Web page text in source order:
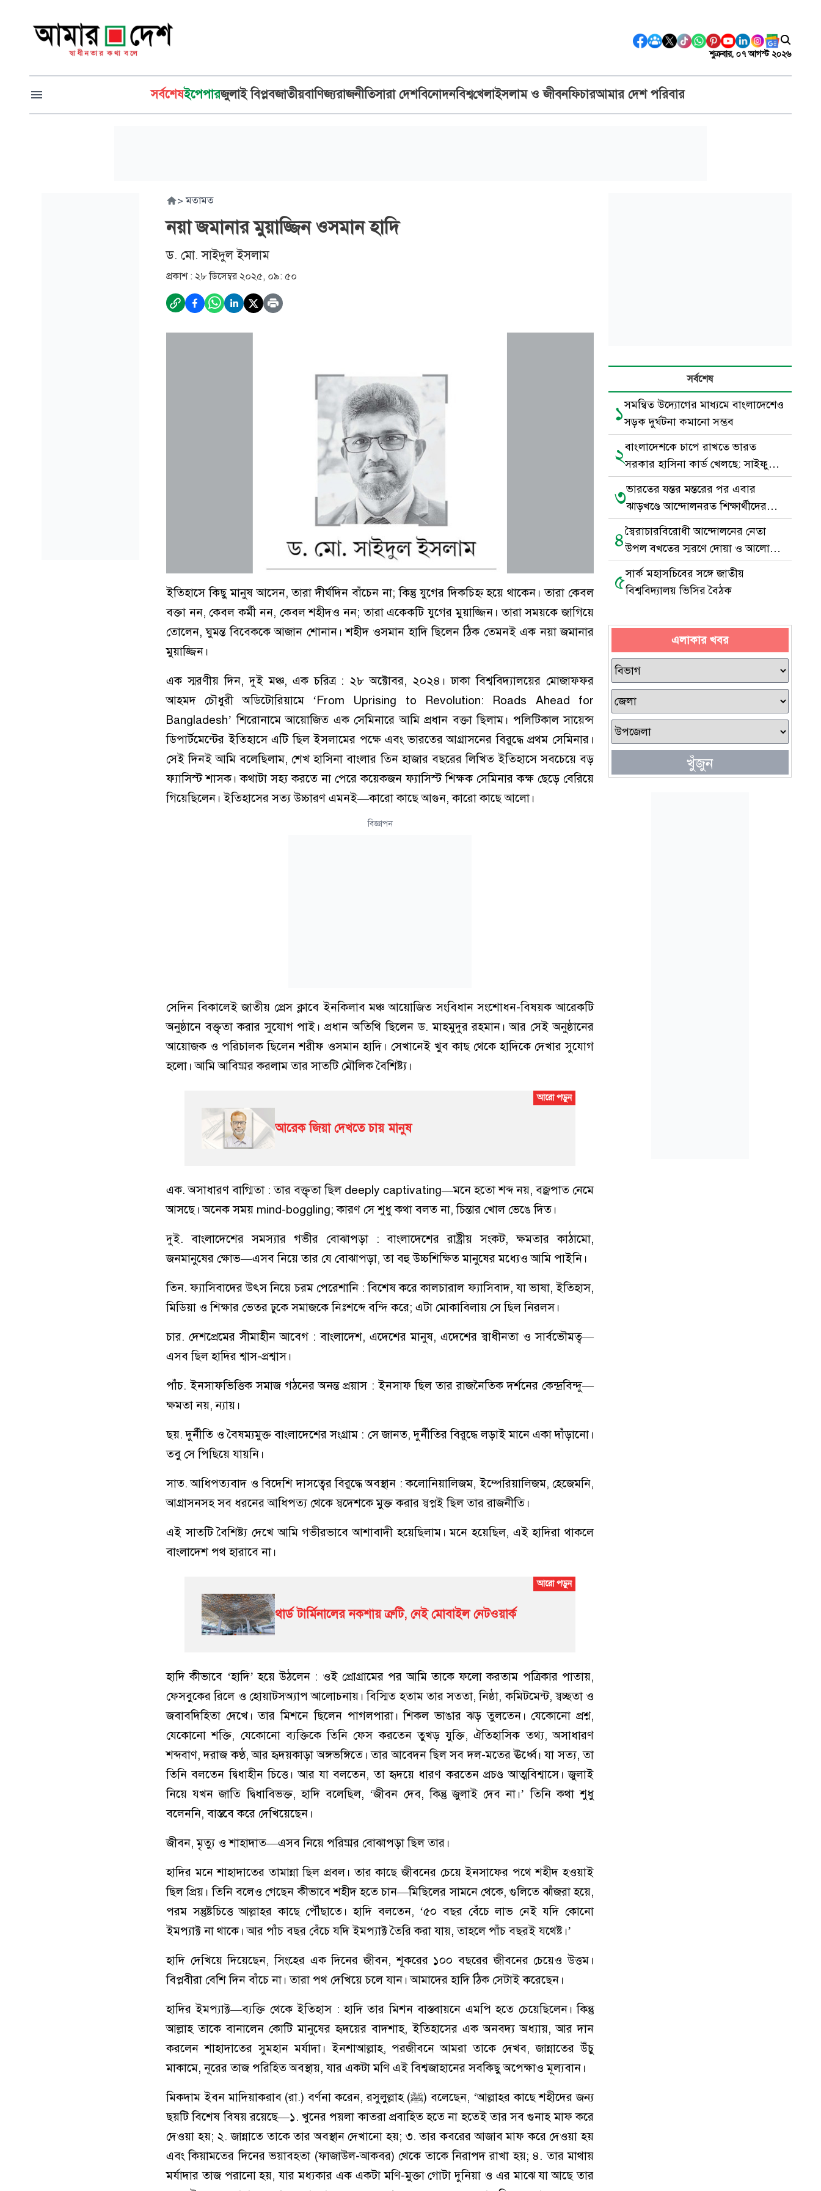
শুক্রবার, ০৭ আগস্ট ২০২৬
সর্বশেষইপেপারজুলাই বিপ্লবজাতীয়বাণিজ্যরাজনীতিসারা দেশবিনোদনবিশ্বখেলাইসলাম ও জীবনফিচারআমার দেশ পরিবার
> মতামত
নয়া জমানার মুয়াজ্জিন ওসমান হাদি
ড. মো. সাইদুল ইসলাম
প্রকাশ : ২৮ ডিসেম্বর ২০২৫, ০৯: ৫০
ইতিহাসে কিছু মানুষ আসেন, তারা দীর্ঘদিন বাঁচেন না; কিন্তু যুগের দিকচিহ্ন হয়ে থাকেন। তারা কেবল
বক্তা নন, কেবল কর্মী নন, কেবল শহীদও নন; তারা একেকটি যুগের মুয়াজ্জিন। তারা সময়কে জাগিয়ে
তোলেন, ঘুমন্ত বিবেককে আজান শোনান। শহীদ ওসমান হাদি ছিলেন ঠিক তেমনই এক নয়া জমানার
মুয়াজ্জিন।
এক স্মরণীয় দিন, দুই মঞ্চ, এক চরিত্র : ২৮ অক্টোবর, ২০২৪। ঢাকা বিশ্ববিদ্যালয়ের মোজাফফর
আহমদ চৌধুরী অডিটোরিয়ামে ‘From Uprising to Revolution: Roads Ahead for
Bangladesh’ শিরোনামে আয়োজিত এক সেমিনারে আমি প্রধান বক্তা ছিলাম। পলিটিকাল সায়েন্স
ডিপার্টমেন্টের ইতিহাসে এটি ছিল ইসলামের পক্ষে এবং ভারতের আগ্রাসনের বিরুদ্ধে প্রথম সেমিনার।
সেই দিনই আমি বলেছিলাম, শেখ হাসিনা বাংলার তিন হাজার বছরের লিখিত ইতিহাসে সবচেয়ে বড়
ফ্যাসিস্ট শাসক। কথাটা সহ্য করতে না পেরে কয়েকজন ফ্যাসিস্ট শিক্ষক সেমিনার কক্ষ ছেড়ে বেরিয়ে
গিয়েছিলেন। ইতিহাসের সত্য উচ্চারণ এমনই—কারো কাছে আগুন, কারো কাছে আলো।
বিজ্ঞাপন
সেদিন বিকালেই জাতীয় প্রেস ক্লাবে ইনকিলাব মঞ্চ আয়োজিত সংবিধান সংশোধন-বিষয়ক আরেকটি
অনুষ্ঠানে বক্তৃতা করার সুযোগ পাই। প্রধান অতিথি ছিলেন ড. মাহমুদুর রহমান। আর সেই অনুষ্ঠানের
আয়োজক ও পরিচালক ছিলেন শরীফ ওসমান হাদি। সেখানেই খুব কাছ থেকে হাদিকে দেখার সুযোগ
হলো। আমি আবিষ্কার করলাম তার সাতটি মৌলিক বৈশিষ্ট্য।
আরেক জিয়া দেখতে চায় মানুষ
এক. অসাধারণ বাগ্মিতা : তার বক্তৃতা ছিল deeply captivating—মনে হতো শব্দ নয়, বজ্রপাত নেমে
আসছে। অনেক সময় mind-boggling; কারণ সে শুধু কথা বলত না, চিন্তার খোল ভেঙে দিত।
দুই. বাংলাদেশের সমস্যার গভীর বোঝাপড়া : বাংলাদেশের রাষ্ট্রীয় সংকট, ক্ষমতার কাঠামো,
জনমানুষের ক্ষোভ—এসব নিয়ে তার যে বোঝাপড়া, তা বহু উচ্চশিক্ষিত মানুষের মধ্যেও আমি পাইনি।
তিন. ফ্যাসিবাদের উৎস নিয়ে চরম পেরেশানি : বিশেষ করে কালচারাল ফ্যাসিবাদ, যা ভাষা, ইতিহাস,
মিডিয়া ও শিক্ষার ভেতর ঢুকে সমাজকে নিঃশব্দে বন্দি করে; এটা মোকাবিলায় সে ছিল নিরলস।
চার. দেশপ্রেমের সীমাহীন আবেগ : বাংলাদেশ, এদেশের মানুষ, এদেশের স্বাধীনতা ও সার্বভৌমত্ব—
এসব ছিল হাদির শ্বাস-প্রশ্বাস।
পাঁচ. ইনসাফভিত্তিক সমাজ গঠনের অনন্ত প্রয়াস : ইনসাফ ছিল তার রাজনৈতিক দর্শনের কেন্দ্রবিন্দু—
ক্ষমতা নয়, ন্যায়।
ছয়. দুর্নীতি ও বৈষম্যমুক্ত বাংলাদেশের সংগ্রাম : সে জানত, দুর্নীতির বিরুদ্ধে লড়াই মানে একা দাঁড়ানো।
তবু সে পিছিয়ে যায়নি।
সাত. আধিপত্যবাদ ও বিদেশি দাসত্বের বিরুদ্ধে অবস্থান : কলোনিয়ালিজম, ইম্পেরিয়ালিজম, হেজেমনি,
আগ্রাসনসহ সব ধরনের আধিপত্য থেকে স্বদেশকে মুক্ত করার স্বপ্নই ছিল তার রাজনীতি।
এই সাতটি বৈশিষ্ট্য দেখে আমি গভীরভাবে আশাবাদী হয়েছিলাম। মনে হয়েছিল, এই হাদিরা থাকলে
বাংলাদেশ পথ হারাবে না।
থার্ড টার্মিনালের নকশায় ত্রুটি, নেই মোবাইল নেটওয়ার্ক
হাদি কীভাবে ‘হাদি’ হয়ে উঠলেন : ওই প্রোগ্রামের পর আমি তাকে ফলো করতাম পত্রিকার পাতায়,
ফেসবুকের রিলে ও হোয়াটসঅ্যাপ আলোচনায়। বিস্মিত হতাম তার সততা, নিষ্ঠা, কমিটমেন্ট, স্বচ্ছতা ও
জবাবদিহিতা দেখে। তার মিশনে ছিলেন পাগলপারা। শিকল ভাঙার ঝড় তুলতেন। যেকোনো প্রশ্ন,
যেকোনো শক্তি, যেকোনো ব্যক্তিকে তিনি ফেস করতেন তুখড় যুক্তি, ঐতিহাসিক তথ্য, অসাধারণ
শব্দবাণ, দরাজ কণ্ঠ, আর হৃদয়কাড়া অঙ্গভঙ্গিতে। তার আবেদন ছিল সব দল-মতের ঊর্ধ্বে। যা সত্য, তা
তিনি বলতেন দ্বিধাহীন চিত্তে। আর যা বলতেন, তা হৃদয়ে ধারণ করতেন প্রচণ্ড আত্মবিশ্বাসে। জুলাই
নিয়ে যখন জাতি দ্বিধাবিভক্ত, হাদি বলেছিল, ‘জীবন দেব, কিন্তু জুলাই দেব না।’ তিনি কথা শুধু
বলেননি, বাস্তবে করে দেখিয়েছেন।
জীবন, মৃত্যু ও শাহাদাত—এসব নিয়ে পরিষ্কার বোঝাপড়া ছিল তার।
হাদির মনে শাহাদাতের তামান্না ছিল প্রবল। তার কাছে জীবনের চেয়ে ইনসাফের পথে শহীদ হওয়াই
ছিল প্রিয়। তিনি বলেও গেছেন কীভাবে শহীদ হতে চান—মিছিলের সামনে থেকে, গুলিতে ঝাঁজরা হয়ে,
পরম সন্তুষ্টচিত্তে আল্লাহর কাছে পৌঁছাতে। হাদি বলতেন, ‘৫০ বছর বেঁচে লাভ নেই যদি কোনো
ইমপ্যাক্ট না থাকে। আর পাঁচ বছর বেঁচে যদি ইমপ্যাক্ট তৈরি করা যায়, তাহলে পাঁচ বছরই যথেষ্ট।’
হাদি দেখিয়ে দিয়েছেন, সিংহের এক দিনের জীবন, শূকরের ১০০ বছরের জীবনের চেয়েও উত্তম।
বিপ্লবীরা বেশি দিন বাঁচে না। তারা পথ দেখিয়ে চলে যান। আমাদের হাদি ঠিক সেটাই করেছেন।
হাদির ইমপ্যাক্ট—ব্যক্তি থেকে ইতিহাস : হাদি তার মিশন বাস্তবায়নে এমপি হতে চেয়েছিলেন। কিন্তু
আল্লাহ তাকে বানালেন কোটি মানুষের হৃদয়ের বাদশাহ, ইতিহাসের এক অনবদ্য অধ্যায়, আর দান
করলেন শাহাদাতের সুমহান মর্যাদা। ইনশাআল্লাহ, পরজীবনে আমরা তাকে দেখব, জান্নাতের উঁচু
মাকামে, নূরের তাজ পরিহিত অবস্থায়, যার একটা মণি এই বিশ্বজাহানের সবকিছু অপেক্ষাও মূল্যবান।
মিকদাম ইবন মাদিয়াকরাব (রা.) বর্ণনা করেন, রসুলুল্লাহ (ﷺ) বলেছেন, ‘আল্লাহর কাছে শহীদের জন্য
ছয়টি বিশেষ বিষয় রয়েছে—১. খুনের পয়লা কাতরা প্রবাহিত হতে না হতেই তার সব গুনাহ মাফ করে
দেওয়া হয়; ২. জান্নাতে তাকে তার অবস্থান দেখানো হয়; ৩. তার কবরের আজাব মাফ করে দেওয়া হয়
এবং কিয়ামতের দিনের ভয়াবহতা (ফাজাউল-আকবর) থেকে তাকে নিরাপদ রাখা হয়; ৪. তার মাথায়
মর্যাদার তাজ পরানো হয়, যার মধ্যকার এক একটা মণি-মুক্তা গোটা দুনিয়া ও এর মাঝে যা আছে তার
সর্বশেষ
১সমন্বিত উদ্যোগের মাধ্যমে বাংলাদেশেও
সড়ক দুর্ঘটনা কমানো সম্ভব
২বাংলাদেশকে চাপে রাখতে ভারত
সরকার হাসিনা কার্ড খেলছে: সাইফুল
হক
৩ভারতের যন্তর মন্তরের পর এবার
ঝাড়খণ্ডে আন্দোলনরত শিক্ষার্থীদের
পাশে সেই মুসলিম যুবক
৪স্বৈরাচারবিরোধী আন্দোলনের নেতা
উপল বখতের স্মরণে দোয়া ও আলোচনা
সভা
৫সার্ক মহাসচিবের সঙ্গে জাতীয়
বিশ্ববিদ্যালয় ভিসির বৈঠক
এলাকার খবর
খুঁজুন